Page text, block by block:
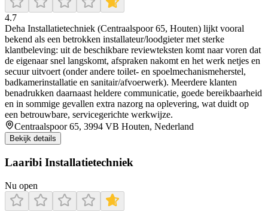
4.7
Deha Installatietechniek (Centraalspoor 65, Houten) lijkt vooral
bekend als een betrokken installateur/loodgieter met sterke
klantbeleving: uit de beschikbare reviewteksten komt naar voren dat
de eigenaar snel langskomt, afspraken nakomt en het werk netjes en
secuur uitvoert (onder andere toilet- en spoelmechanismeherstel,
badkamerinstallatie en sanitair/afvoerwerk). Meerdere klanten
benadrukken daarnaast heldere communicatie, goede bereikbaarheid
en in sommige gevallen extra nazorg na oplevering, wat duidt op
een betrouwbare, servicegerichte werkwijze.
Centraalspoor 65, 3994 VB Houten, Nederland
Bekijk details
Laaribi Installatietechniek
Nu open